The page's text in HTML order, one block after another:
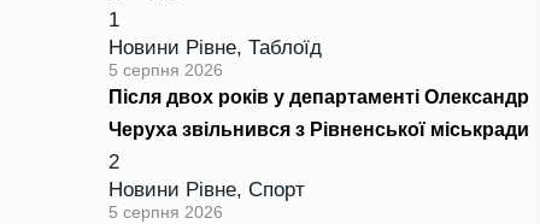
1
Новини Рівне, Таблоїд
5 серпня 2026
Після двох років у департаменті Олександр
Черуха звільнився з Рівненської міськради
2
Новини Рівне, Спорт
5 серпня 2026